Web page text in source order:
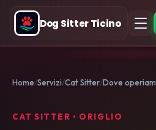
Dog Sitter Ticino
Home Servizi Cat Sitter Dove
CAT SITTER • ORIGLIO